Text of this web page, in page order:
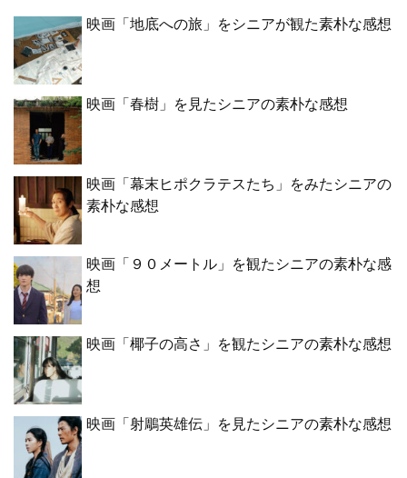
映画「地底への旅」をシニアが観た素朴な感想
映画「春樹」を見たシニアの素朴な感想
映画「幕末ヒポクラテスたち」をみたシニアの
素朴な感想
映画「９０メートル」を観たシニアの素朴な感
想
映画「椰子の高さ」を観たシニアの素朴な感想
映画「射鵰英雄伝」を見たシニアの素朴な感想